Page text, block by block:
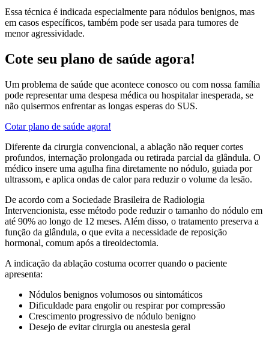
Essa técnica é indicada especialmente para nódulos benignos, mas
em casos específicos, também pode ser usada para tumores de
menor agressividade.
Cote seu plano de saúde agora!
Um problema de saúde que acontece conosco ou com nossa família
pode representar uma despesa médica ou hospitalar inesperada, se
não quisermos enfrentar as longas esperas do SUS.
Cotar plano de saúde agora!
Diferente da cirurgia convencional, a ablação não requer cortes
profundos, internação prolongada ou retirada parcial da glândula. O
médico insere uma agulha fina diretamente no nódulo, guiada por
ultrassom, e aplica ondas de calor para reduzir o volume da lesão.
De acordo com a Sociedade Brasileira de Radiologia
Intervencionista, esse método pode reduzir o tamanho do nódulo em
até 90% ao longo de 12 meses. Além disso, o tratamento preserva a
função da glândula, o que evita a necessidade de reposição
hormonal, comum após a tireoidectomia.
A indicação da ablação costuma ocorrer quando o paciente
apresenta:
Nódulos benignos volumosos ou sintomáticos
Dificuldade para engolir ou respirar por compressão
Crescimento progressivo de nódulo benigno
Desejo de evitar cirurgia ou anestesia geral